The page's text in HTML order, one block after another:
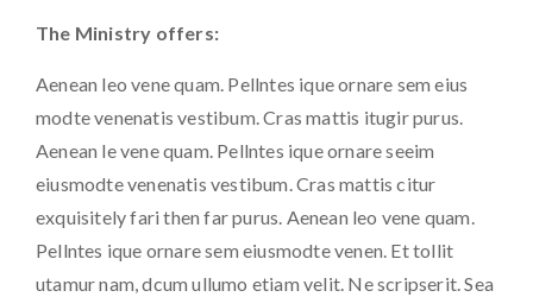
The Ministry offers:
Aenean leo vene quam. Pellntes ique ornare sem eius
modte venenatis vestibum. Cras mattis itugir purus.
Aenean le vene quam. Pellntes ique ornare seeim
eiusmodte venenatis vestibum. Cras mattis citur
exquisitely fari then far purus. Aenean leo vene quam.
Pellntes ique ornare sem eiusmodte venen. Et tollit
utamur nam, dcum ullumo etiam velit. Ne scripserit. Sea